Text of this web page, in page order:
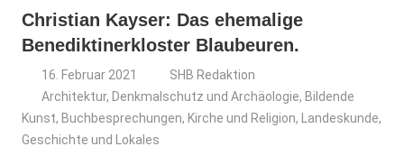
Christian Kayser: Das ehemalige
Benediktinerkloster Blaubeuren.
16. Februar 2021
SHB Redaktion
Architektur, Denkmalschutz und Archäologie, Bildende
Kunst, Buchbesprechungen, Kirche und Religion,
Landeskunde,
Geschichte und Lokales